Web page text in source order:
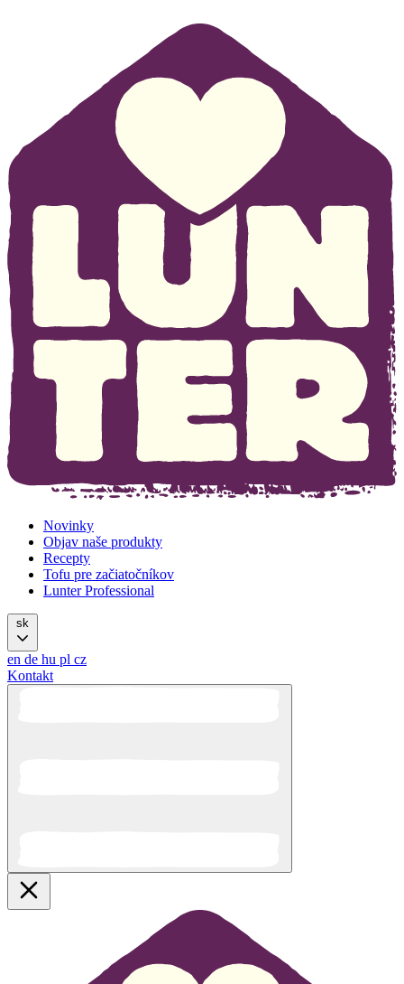
Novinky
Objav naše produkty
Recepty
Tofu pre začiatočníkov
Lunter Professional
sk
en de hu pl cz
Kontakt